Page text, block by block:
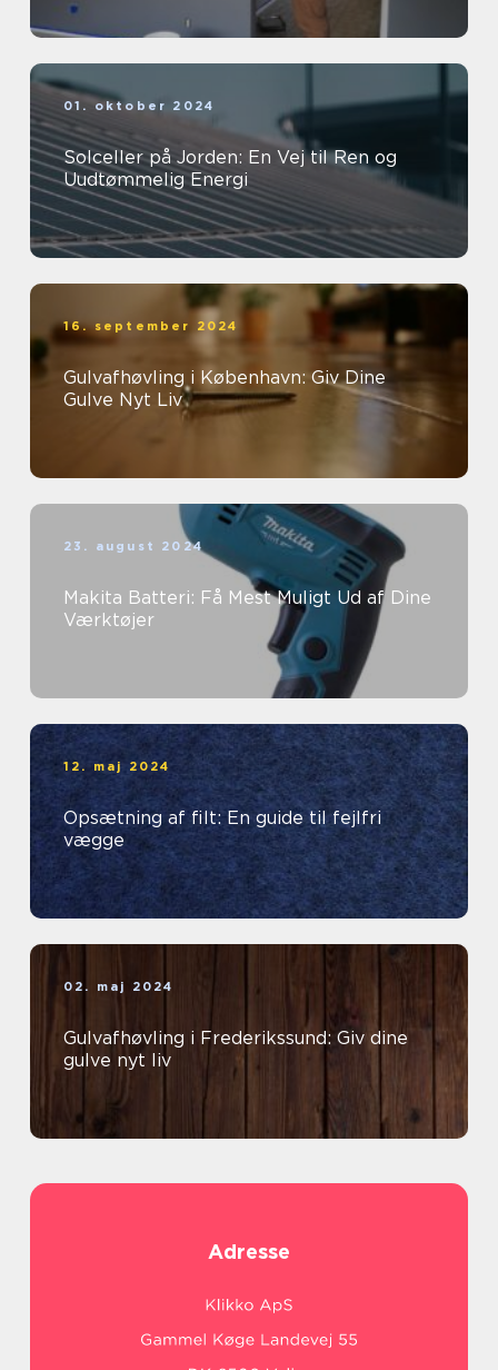
01. oktober 2024
Solceller på Jorden: En Vej til Ren og
Uudtømmelig Energi
16. september 2024
Gulvafhøvling i København: Giv Dine
Gulve Nyt Liv
23. august 2024
Makita Batteri: Få Mest Muligt Ud af Dine
Værktøjer
12. maj 2024
Opsætning af filt: En guide til fejlfri
vægge
02. maj 2024
Gulvafhøvling i Frederikssund: Giv dine
gulve nyt liv
Adresse